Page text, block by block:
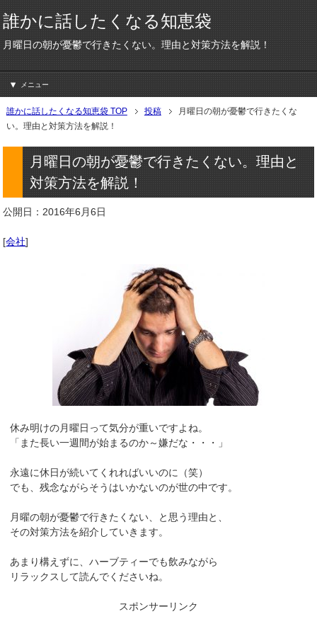
誰かに話したくなる知恵袋
月曜日の朝が憂鬱で行きたくない。理由と対策方法を解説！
メニュー
誰かに話したくなる知恵袋 TOP 投稿
月曜日の朝が憂鬱で行きたくな
い。理由と対策方法を解説！
月曜日の朝が憂鬱で行きたくない。理由と
対策方法を解説！
公開日：2016年6月6日
[会社]
休み明けの月曜日って気分が重いですよね。
「また長い一週間が始まるのか～嫌だな・・・」
永遠に休日が続いてくれればいいのに（笑）
でも、残念ながらそうはいかないのが世の中です。
月曜の朝が憂鬱で行きたくない、と思う理由と、
その対策方法を紹介していきます。
あまり構えずに、ハーブティーでも飲みながら
リラックスして読んでくださいね。
スポンサーリンク